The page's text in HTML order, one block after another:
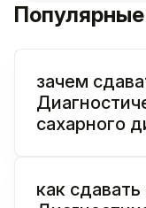
зачем
сахарного
как